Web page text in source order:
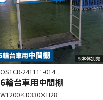
OS1CR-241111-014
6輪台車用中間棚
W1200×D330×H28